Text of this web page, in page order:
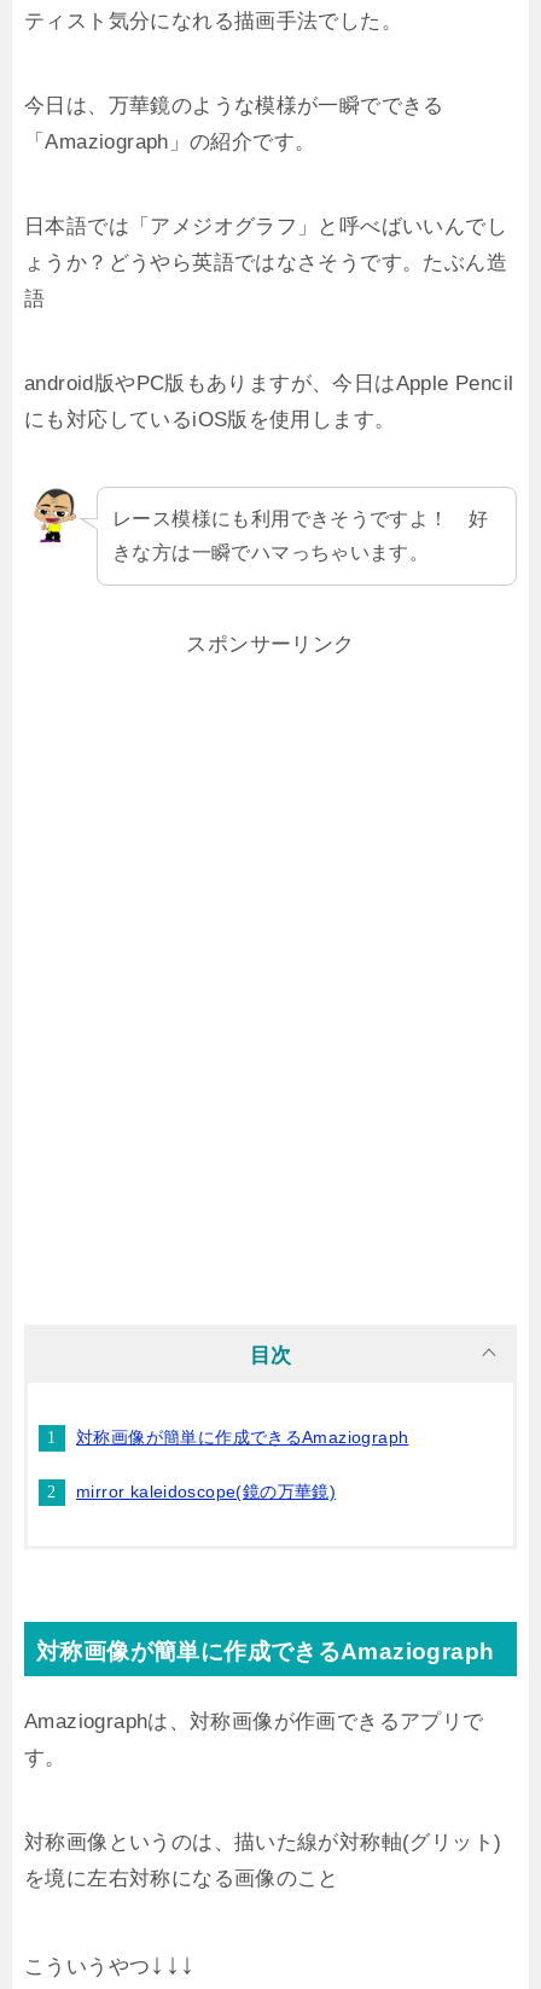
ティスト気分になれる描画手法でした。
今日は、万華鏡のような模様が一瞬でできる
「Amaziograph」の紹介です。
日本語では「アメジオグラフ」と呼べばいいんでし
ょうか？どうやら英語ではなさそうです。たぶん造
語
android版やPC版もありますが、今日はApple Pencil
にも対応しているiOS版を使用します。
レース模様にも利用できそうですよ！ 好
きな方は一瞬でハマっちゃいます。
スポンサーリンク
目次
対称画像が簡単に作成できるAmaziograph
mirror kaleidoscope(鏡の万華鏡)
対称画像が簡単に作成できるAmaziograph
Amaziographは、対称画像が作画できるアプリで
す。
対称画像というのは、描いた線が対称軸(グリット)
を境に左右対称になる画像のこと
こういうやつ ↓↓↓